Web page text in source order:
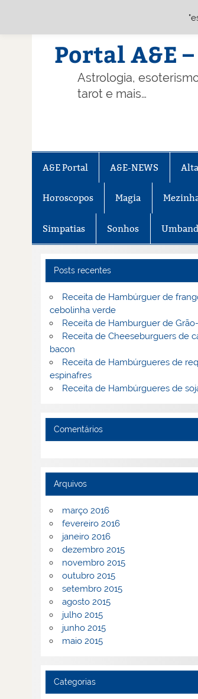
Portal A&E
Astrologia,
tarot e mais…
A&E Portal A&E-NEWS
Horoscopos Magia
Simpatias Sonhos
Posts recentes
Receita de Hambúrguer de
cebolinha verde
Receita de Hamburguer de
Receita de Cheeseburguers de
bacon
Receita de Hambúrgueres de
espinafres
Receita de Hambúrgueres de
Comentários
Arquivos
março 2016
fevereiro 2016
janeiro 2016
dezembro 2015
novembro 2015
outubro 2015
setembro 2015
agosto 2015
julho 2015
junho 2015
maio 2015
Categorias